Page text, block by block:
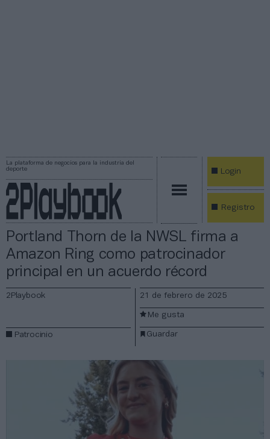
La plataforma de negocios para la industria del
deporte
Login
Registro
Portland Thorn de la NWSL firma a
Amazon Ring como patrocinador
principal en un acuerdo récord
2Playbook
Patrocinio
21 de febrero de 2025
Guardar
Me gusta